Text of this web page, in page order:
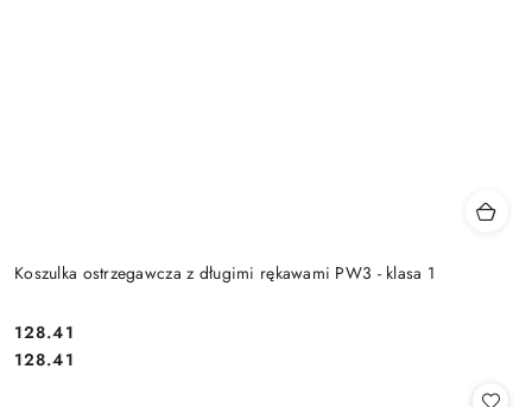
Koszulka ostrzegawcza z długimi rękawami PW3 - klasa 1
Cena:
128.41
Cena:
128.41